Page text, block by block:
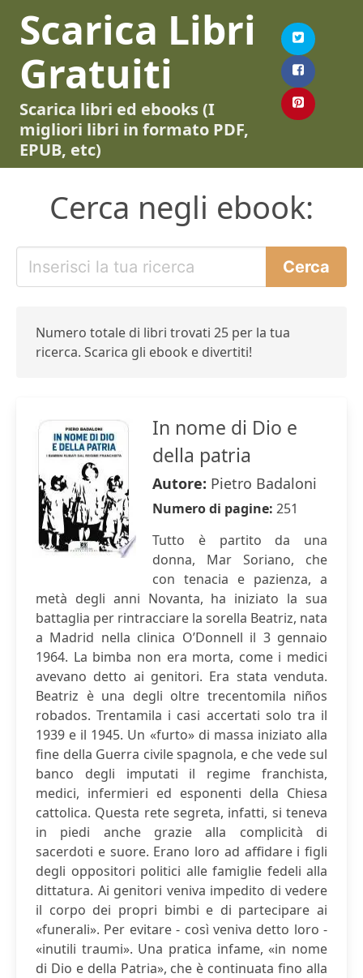
Scarica Libri
Gratuiti
Scarica libri ed ebooks (I
migliori libri in formato PDF,
EPUB, etc)
Cerca negli ebook:
Numero totale di libri trovati 25 per la tua
ricerca. Scarica gli ebook e divertiti!
In nome di Dio e
della patria
Autore: Pietro Badaloni
Numero di pagine: 251
Tutto è partito da una
donna, Mar Soriano, che
con tenacia e pazienza, a
metà degli anni Novanta, ha iniziato la sua
battaglia per rintracciare la sorella Beatriz, nata
a Madrid nella clinica O’Donnell il 3 gennaio
1964. La bimba non era morta, come i medici
avevano detto ai genitori. Era stata venduta.
Beatriz è una degli oltre trecentomila niños
robados. Trentamila i casi accertati solo tra il
1939 e il 1945. Un «furto» di massa iniziato alla
fine della Guerra civile spagnola, e che vede sul
banco degli imputati il regime franchista,
medici, infermieri ed esponenti della Chiesa
cattolica. Questa rete segreta, infatti, si teneva
in piedi anche grazie alla complicità di
sacerdoti e suore. Erano loro ad affidare i figli
degli oppositori politici alle famiglie fedeli alla
dittatura. Ai genitori veniva impedito di vedere
il corpo dei propri bimbi e di partecipare ai
«funerali». Per evitare - così veniva detto loro -
«inutili traumi». Una pratica infame, «in nome
di Dio e della Patria», che è continuata fino alla